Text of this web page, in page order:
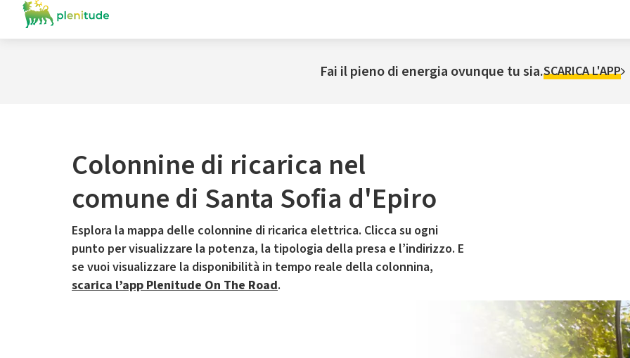
Fai il pieno di energia ovunque tu sia.SCARICA L'APP
Colonnine di ricarica nel
comune di Santa Sofia d'Epiro
Esplora la mappa delle colonnine di ricarica elettrica. Clicca su ogni
punto per visualizzare la potenza, la tipologia della presa e l’indirizzo. E
se vuoi visualizzare la disponibilità in tempo reale della colonnina,
scarica l’app Plenitude On The Road.